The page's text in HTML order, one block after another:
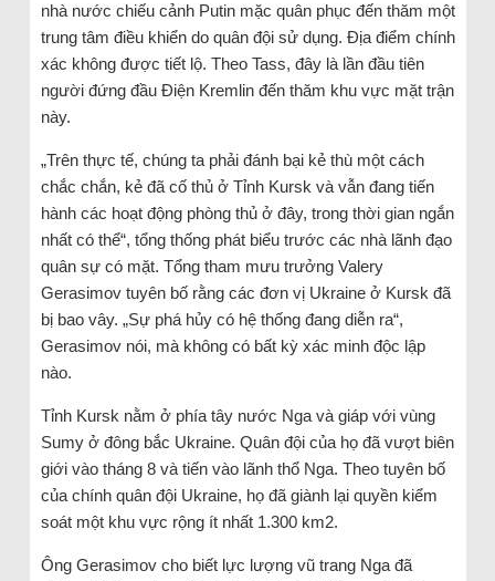
nhà nước chiếu cảnh Putin mặc quân phục đến thăm một
trung tâm điều khiển do quân đội sử dụng. Địa điểm chính
xác không được tiết lộ. Theo Tass, đây là lần đầu tiên
người đứng đầu Điện Kremlin đến thăm khu vực mặt trận
này.
„Trên thực tế, chúng ta phải đánh bại kẻ thù một cách
chắc chắn, kẻ đã cố thủ ở Tỉnh Kursk và vẫn đang tiến
hành các hoạt động phòng thủ ở đây, trong thời gian ngắn
nhất có thể“, tổng thống phát biểu trước các nhà lãnh đạo
quân sự có mặt. Tổng tham mưu trưởng Valery
Gerasimov tuyên bố rằng các đơn vị Ukraine ở Kursk đã
bị bao vây. „Sự phá hủy có hệ thống đang diễn ra“,
Gerasimov nói, mà không có bất kỳ xác minh độc lập
nào.
Tỉnh Kursk nằm ở phía tây nước Nga và giáp với vùng
Sumy ở đông bắc Ukraine. Quân đội của họ đã vượt biên
giới vào tháng 8 và tiến vào lãnh thổ Nga. Theo tuyên bố
của chính quân đội Ukraine, họ đã giành lại quyền kiểm
soát một khu vực rộng ít nhất 1.300 km2.
Ông Gerasimov cho biết lực lượng vũ trang Nga đã